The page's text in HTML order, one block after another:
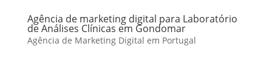
Agência de marketing digital para Laboratório
de Análises Clínicas em Gondomar
Agência de Marketing Digital em Portugal